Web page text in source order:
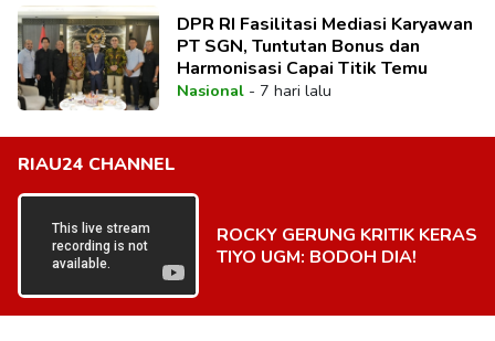
DPR RI Fasilitasi Mediasi Karyawan
PT SGN, Tuntutan Bonus dan
Harmonisasi Capai Titik Temu
Nasional- 7 hari lalu
RIAU24 CHANNEL
ROCKY GERUNG KRITIK KERAS
TIYO UGM: BODOH DIA!